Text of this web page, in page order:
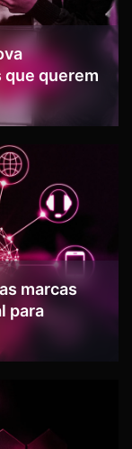
que querem
marcas
para